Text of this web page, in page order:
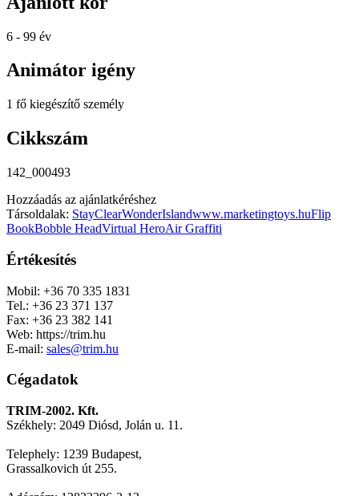
6 - 99 év
Animátor igény
1 fő kiegészítő személy
Cikkszám
142_000493
Hozzáadás az ajánlatkéréshez
Társoldalak: StayClearWonderIslandwww.marketingtoys.huFlip
BookBobble HeadVirtual HeroAir Graffiti
Értékesítés
Mobil: +36 70 335 1831
Tel.: +36 23 371 137
Fax: +36 23 382 141
Web: https://trim.hu
E-mail: sales@trim.hu
Cégadatok
TRIM-2002. Kft.
Székhely: 2049 Diósd, Jolán u. 11.
Telephely: 1239 Budapest,
Grassalkovich út 255.